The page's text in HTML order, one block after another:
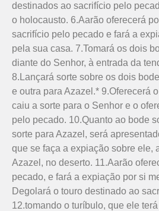
destinados ao sacrifício pelo
o holocausto. 6.Aarão oferecerá
sacrifício pelo pecado e fará a
pela sua casa. 7.Tomará os dois
diante do Senhor, à entrada da
8.Lançará sorte sobre os dois
e outra para Azazel.* 9.Oferecerá
caiu a sorte para o Senhor e o
pelo pecado. 10.Quanto ao bode
sorte para Azazel, será
que se faça a expiação sobre ele,
Azazel, no deserto. 11.Aarão
pecado, e fará a expiação por si
Degolará o touro destinado ao
12.tomando o turíbulo, que ele